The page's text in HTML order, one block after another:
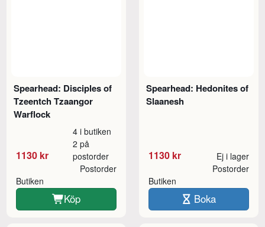
Spearhead: Disciples of
Tzeentch Tzaangor
Warflock
1130 kr
4 i butiken
2 på
postorder
Butiken
Postorder
Köp
Spearhead: Hedonites of
Slaanesh
1130 kr Ej i lager
Butiken
Postorder
Boka